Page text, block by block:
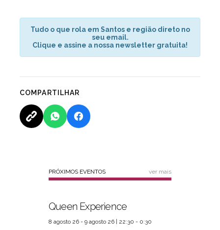
Tudo o que rola em Santos e região direto no
seu email.
Clique e assine a nossa newsletter gratuita!
COMPARTILHAR
PRÓXIMOS EVENTOS ver mais
Queen Experience
8 agosto 26 - 9 agosto 26 | 22:30 - 0:30